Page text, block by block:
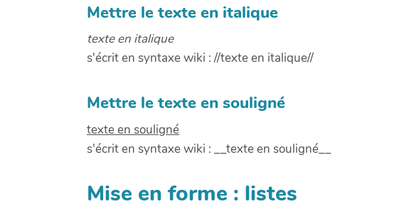
Mettre le texte en italique
texte en italique
s'écrit en syntaxe wiki : //texte en italique//
Mettre le texte en souligné
texte en souligné
s'écrit en syntaxe wiki : __texte en souligné__
Mise en forme : listes